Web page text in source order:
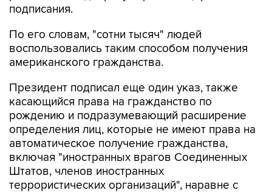
По его словам, "сотни тысяч" людей
американского гражданства.
Президент подписал еще один указ, также
рождению и подразумевающий расширение
определения лиц, которые не имеют права на
автоматическое получение гражданства,
включая "иностранных врагов Соединенных
Штатов, членов иностранных
террористических организаций", наравне с
детьми дипломатов и сотрудников других
признанных международных организаций.